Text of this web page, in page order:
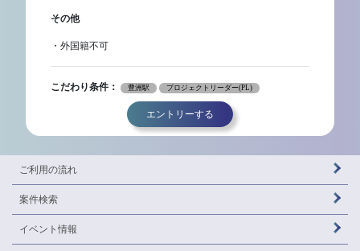
その他
・外国籍不可
こだわり条件： 豊洲駅 プロジェクトリーダー(PL)
エントリーする
ご利用の流れ
案件検索
イベント情報